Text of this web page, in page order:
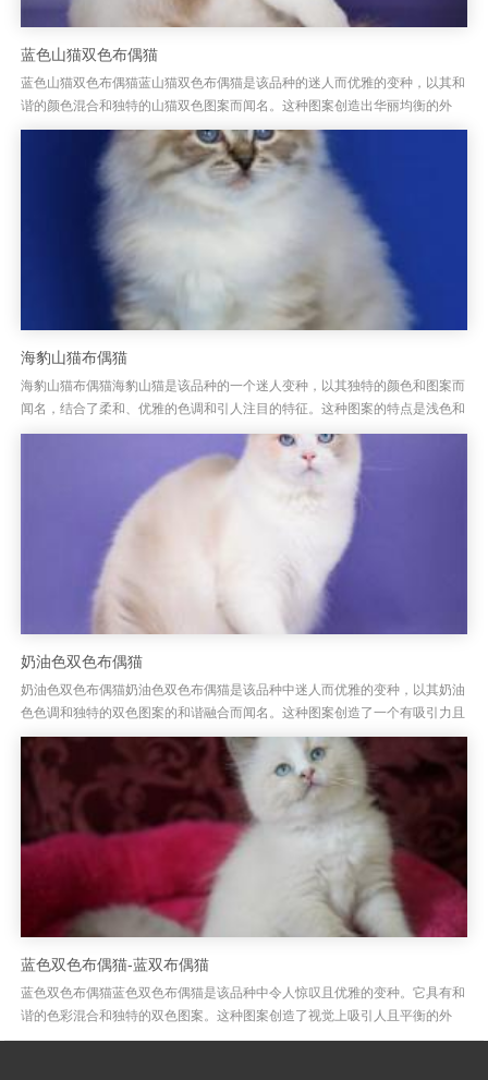
蓝色山猫双色布偶猫
蓝色山猫双色布偶猫蓝山猫双色布偶猫是该品种的迷人而优雅的变种，以其和
谐的颜色混合和独特的山猫双色图案而闻名。这种图案创造出华丽均衡的外
观。蓝色山猫双色毛色和图案蓝山猫双色布娃娃的主要毛色是精致的银蓝色...
海豹山猫布偶猫
海豹山猫布偶猫海豹山猫是该品种的一个迷人变种，以其独特的颜色和图案而
闻名，结合了柔和、优雅的色调和引人注目的特征。这种图案的特点是浅色和
深色元素的混合，创造出美丽平衡的外观。海豹山猫手套外套颜色和图案...
奶油色双色布偶猫
奶油色双色布偶猫奶油色双色布偶猫是该品种中迷人而优雅的变种，以其奶油
色色调和独特的双色图案的和谐融合而闻名。这种图案创造了一个有吸引力且
平衡的外观，既迷人又独特。奶油色双色外套颜色和图案奶油色双色布娃...
蓝色双色布偶猫-蓝双布偶猫
蓝色双色布偶猫蓝色双色布偶猫是该品种中令人惊叹且优雅的变种。它具有和
谐的色彩混合和独特的双色图案。这种图案创造了视觉上吸引人且平衡的外
观。蓝色双色外套颜色和图案蓝色双色布娃娃的主要毛色是柔软的银蓝色或...